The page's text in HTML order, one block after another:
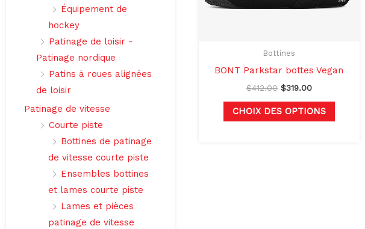
Équipement de
hockey
Patinage de loisir -
Patinage nordique
Patins à roues alignées
de loisir
Patinage de vitesse
Courte piste
Bottines de patinage
de vitesse courte piste
Ensembles bottines
et lames courte piste
Lames et pièces
patinage de vitesse
Bottines
BONT Parkstar bottes Vegan
$412.00 $319.00
CHOIX DES OPTIONS
la
du